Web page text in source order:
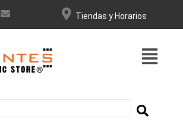
Tiendas y Horarios